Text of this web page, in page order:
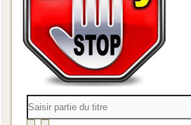
Saisir
partie
du